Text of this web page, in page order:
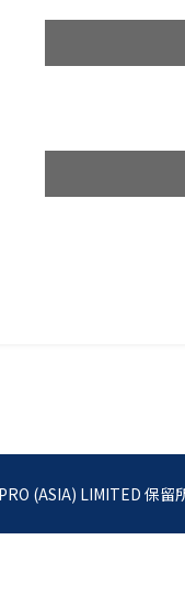
(ASIA) LIMITED 保留